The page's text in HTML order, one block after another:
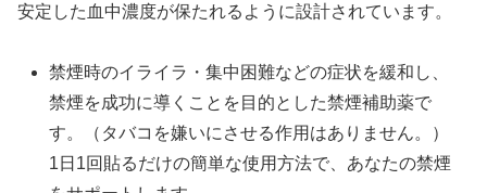
安定した血中濃度が保たれるように設計されています。
禁煙時のイライラ・集中困難などの症状を緩和し、
禁煙を成功に導くことを目的とした禁煙補助薬で
す。（タバコを嫌いにさせる作用はありません。）
1日1回貼るだけの簡単な使用方法で、あなたの禁煙